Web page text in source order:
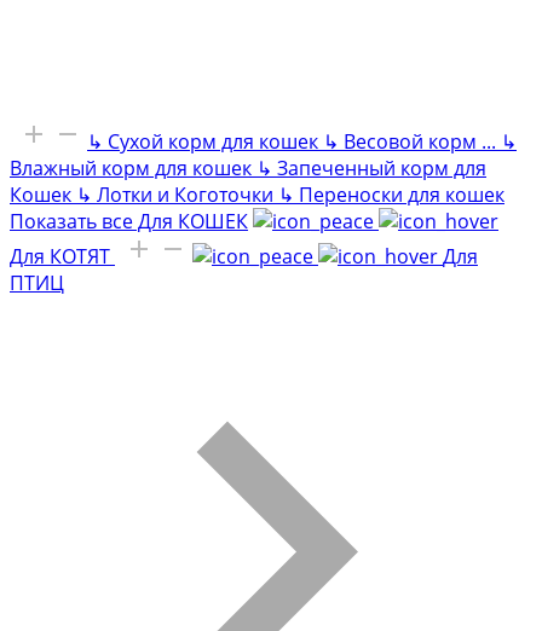
↳ Сухой корм для кошек ↳ Весовой корм ... ↳
Влажный корм для кошек ↳ Запеченный корм для
Кошек ↳ Лотки и Коготочки ↳ Переноски для кошек
Показать все Для КОШЕК
Для КОТЯТ
Для
ПТИЦ